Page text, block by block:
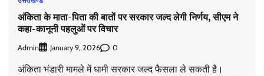
अंकिता के माता-पिता की बातों पर सरकार जल्द लेगी निर्णय, सीएम ने
कहा-कानूनी पहलुओं पर विचार
Admin January 9, 2026 0
अंकिता भंडारी मामले में धामी सरकार जल्द फैसला ले सकती है।